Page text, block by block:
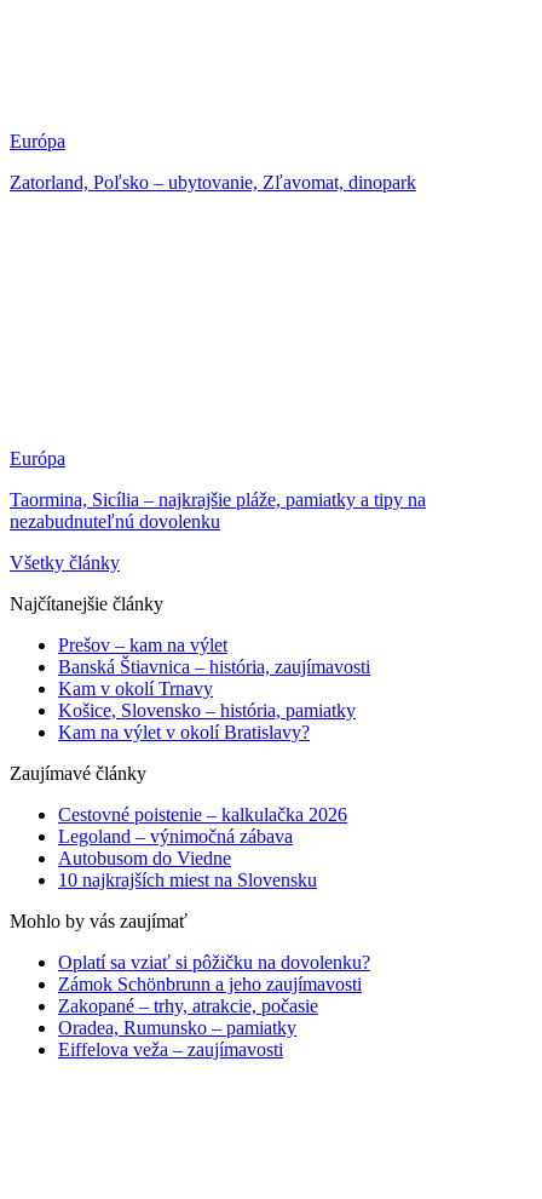
Európa
Zatorland, Poľsko – ubytovanie, Zľavomat, dinopark
Európa
Taormina, Sicília – najkrajšie pláže, pamiatky a tipy na
nezabudnuteľnú dovolenku
Všetky články
Najčítanejšie články
Prešov – kam na výlet
Banská Štiavnica – história, zaujímavosti
Kam v okolí Trnavy
Košice, Slovensko – história, pamiatky
Kam na výlet v okolí Bratislavy?
Zaujímavé články
Cestovné poistenie – kalkulačka 2026
Legoland – výnimočná zábava
Autobusom do Viedne
10 najkrajších miest na Slovensku
Mohlo by vás zaujímať
Oplatí sa vziať si pôžičku na dovolenku?
Zámok Schönbrunn a jeho zaujímavosti
Zakopané – trhy, atrakcie, počasie
Oradea, Rumunsko – pamiatky
Eiffelova veža – zaujímavosti